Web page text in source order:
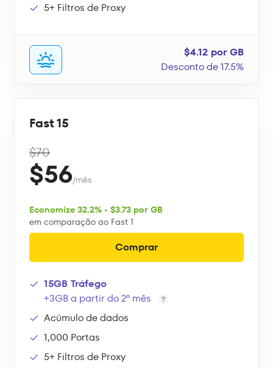
5+ Filtros de Proxy
$4.12 por GB
Desconto de 17.5%
Fast 15
$70
$56/mês
Economize 32.2% • $3.73 por GB
em comparação ao Fast 1
Comprar
15GB Tráfego
+3GB a partir do 2º mês
Acúmulo de dados
1,000 Portas
5+ Filtros de Proxy